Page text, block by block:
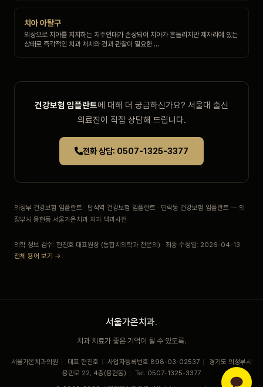
치아 아탈구
외상으로 치아를 지지하는 치주인대가 손상되어 치아가 흔들리지만 제자리에 있는
상태로 즉각적인 치과 처치와 경과 관찰이 필요한 …
건강보험 임플란트에 대해 더 궁금하신가요? 서울대 출신
의료진이 직접 상담해 드립니다.
전화 상담: 0507-1325-3377
의정부 건강보험 임플란트 · 탑석역 건강보험 임플란트 · 민락동 건강보험 임플란트 — 의
정부시 용현동 서울가온치과 치과 백과사전
의학 정보 검수: 현진호 대표원장 (통합치의학과 전문의) · 최종 수정일: 2026-04-13 ·
전체 용어 보기 →
서울가온치과.
치과 치료가 좋은 기억이 될 수 있도록.
서울가온치과의원 대표 현진호 사업자등록번호 898-03-02537
경기도 의정부시
용민로 22, 4층(용현동)
Tel. 0507-1325-3377